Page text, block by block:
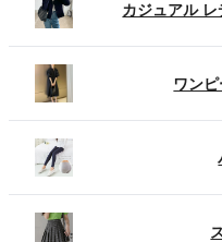
カジュアル
ワン